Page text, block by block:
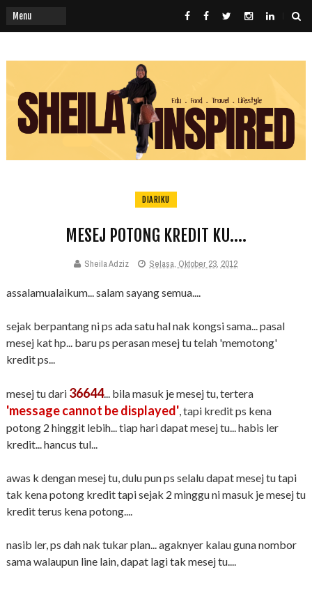
DIARIKU
MESEJ POTONG KREDIT KU....
Sheila Adziz Selasa, Oktober 23, 2012
assalamualaikum... salam sayang semua....
sejak berpantang ni ps ada satu hal nak kongsi sama... pasal
mesej kat hp... baru ps perasan mesej tu telah 'memotong'
kredit ps...
mesej tu dari 36644... bila masuk je mesej tu, tertera
'message cannot be displayed', tapi kredit ps kena
potong 2 hinggit lebih... tiap hari dapat mesej tu... habis ler
kredit... hancus tul...
awas k dengan mesej tu, dulu pun ps selalu dapat mesej tu tapi
tak kena potong kredit tapi sejak 2 minggu ni masuk je mesej tu
kredit terus kena potong....
nasib ler, ps dah nak tukar plan... agaknyer kalau guna nombor
sama walaupun line lain, dapat lagi tak mesej tu....